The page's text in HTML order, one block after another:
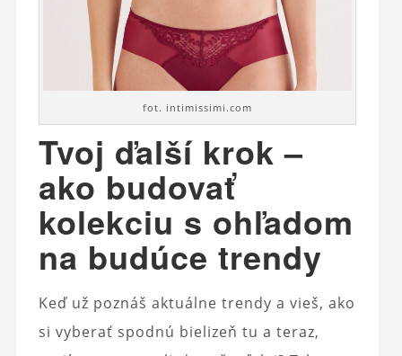
fot. intimissimi.com
Tvoj ďalší krok –
ako budovať
kolekciu s ohľadom
na budúce trendy
Keď už poznáš aktuálne trendy a vieš, ako
si vyberať spodnú bielizeň tu a teraz,